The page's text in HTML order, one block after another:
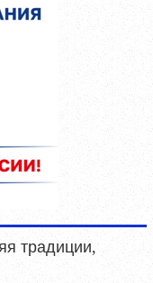
традиции,